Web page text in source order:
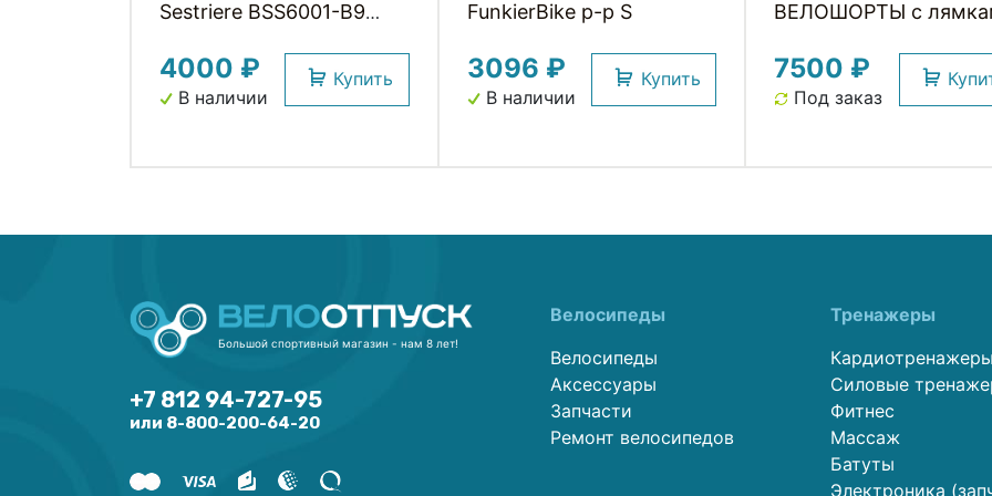
Sestriere BSS6001-B9
Shorts с памперсом B9,
95%-Nylon, 5%-Spandex,
4000 ₽
В наличии
Купить
FunkierBike р-р S
3096 ₽
В наличии
Купить
ВЕЛОШОРТЫ с
Pro Gel с памперсом
команда USPORTS
7500 ₽
Под заказ
Большой спортивный магазин - нам 8 лет!
+7 812 94-727-95
или 8-800-200-64-20
Велосипеды
Велосипеды
Аксессуары
Запчасти
Ремонт велосипедов
Тренажеры
Кардиотренажеры
Силовые
Фитнес
Массаж
Батуты
Электроника